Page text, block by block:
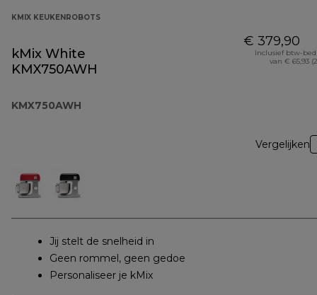
KMIX KEUKENROBOTS
kMix White
KMX750AWH
KMX750AWH
€ 379,90
Inclusief btw-
van € 65,93
Vergelijken
Jij stelt de snelheid in
Geen rommel, geen gedoe
Personaliseer je kMix